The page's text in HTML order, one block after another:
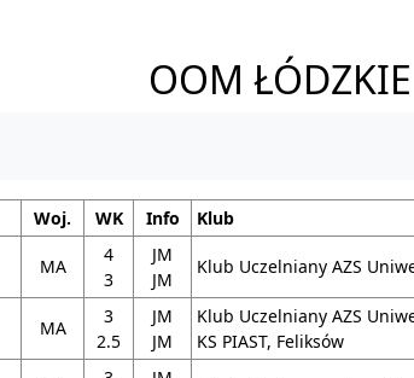
OOM
Woj. WK Info Klub
MA
4
3
JM
JM
MA
3
2.5
JM
JM
KS PIAST, Feliksów